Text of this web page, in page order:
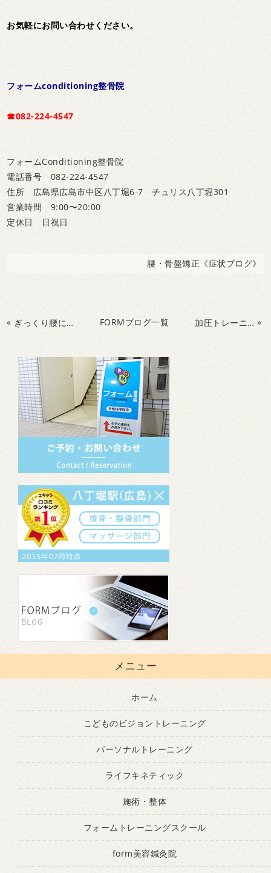
お気軽にお問い合わせください。
フォームconditioning整骨院
☎082-224-4547
フォームConditioning整骨院
電話番号 082-224-4547
住所 広島県広島市中区八丁堀6-7 チュリス八丁堀301
営業時間 9:00〜20:00
定休日 日祝日
腰・骨盤矯正《症状ブログ》
« ぎっくり腰には超音波治療器が効果的です。なぜ寒いとぎっくり腰が増えるのでしょうか？ FORMブログ一覧 加圧トレーニング！小さい負荷でも筋力アップが可能！腰痛予防や、股関節痛予防に！筋力アップが必要 »
メニュー
ホーム
こどものビジョントレーニング
パーソナルトレーニング
ライフキネティック
施術・整体
フォームトレーニングスクール
form美容鍼灸院